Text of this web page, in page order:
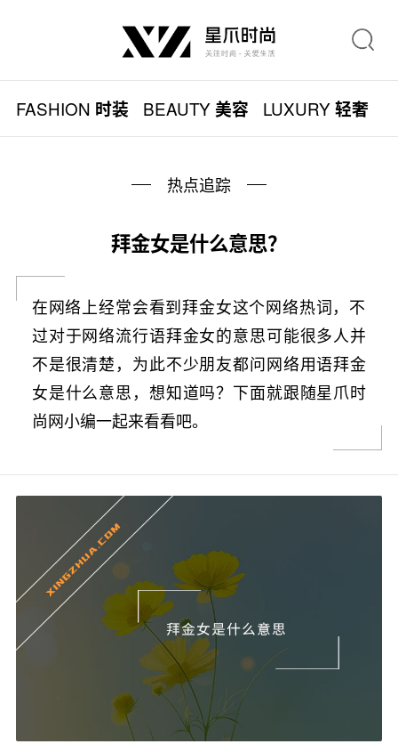
FASHION 时装 BEAUTY美容 LUXURY轻奢
热点追踪
拜金女是什么意思？
在网络上经常会看到拜金女这个网络热词，不
过对于网络流行语拜金女的意思可能很多人并
不是很清楚，为此不少朋友都问网络用语拜金
女是什么意思，想知道吗？下面就跟随星爪时
尚网小编一起来看看吧。